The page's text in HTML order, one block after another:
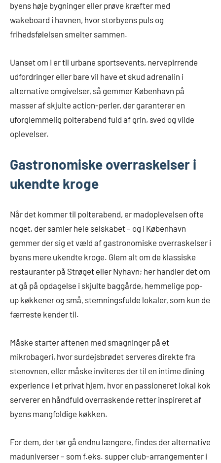
byens høje bygninger eller prøve kræfter med
wakeboard i havnen, hvor storbyens puls og
frihedsfølelsen smelter sammen.
Uanset om I er til urbane sportsevents, nervepirrende
udfordringer eller bare vil have et skud adrenalin i
alternative omgivelser, så gemmer København på
masser af skjulte action-perler, der garanterer en
uforglemmelig polterabend fuld af grin, sved og vilde
oplevelser.
Gastronomiske overraskelser i
ukendte kroge
Når det kommer til polterabend, er madoplevelsen ofte
noget, der samler hele selskabet – og i København
gemmer der sig et væld af gastronomiske overraskelser i
byens mere ukendte kroge. Glem alt om de klassiske
restauranter på Strøget eller Nyhavn; her handler det om
at gå på opdagelse i skjulte baggårde, hemmelige pop-
up køkkener og små, stemningsfulde lokaler, som kun de
færreste kender til.
Måske starter aftenen med smagninger på et
mikrobageri, hvor surdejsbrødet serveres direkte fra
stenovnen, eller måske inviteres der til en intime dining
experience i et privat hjem, hvor en passioneret lokal kok
serverer en håndfuld overraskende retter inspireret af
byens mangfoldige køkken.
For dem, der tør gå endnu længere, findes der alternative
maduniverser – som f.eks. supper club-arrangementer i